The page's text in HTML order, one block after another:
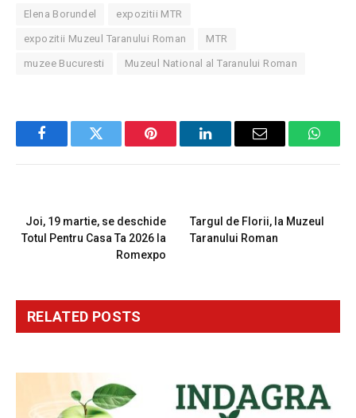
Elena Borundel expozitii MTR
expozitii Muzeul Taranului Roman MTR
muzee Bucuresti Muzeul National al Taranului Roman
FacebookTwitter Pinterest LinkedInEmail
Joi, 19 martie, se deschide
Totul Pentru Casa Ta 2026 la
Romexpo
Targul de Florii, la Muzeul
Taranului Roman
RELATED POSTS